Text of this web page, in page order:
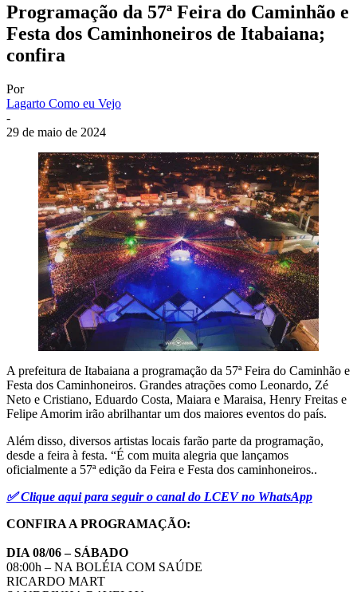
Programação da 57ª Feira do Caminhão e
Festa dos Caminhoneiros de Itabaiana;
confira
Por
Lagarto Como eu Vejo
-
29 de maio de 2024
A prefeitura de Itabaiana a programação da 57ª Feira do Caminhão e
Festa dos Caminhoneiros. Grandes atrações como Leonardo, Zé
Neto e Cristiano, Eduardo Costa, Maiara e Maraisa, Henry Freitas e
Felipe Amorim irão abrilhantar um dos maiores eventos do país.
Além disso, diversos artistas locais farão parte da programação,
desde a feira à festa. “É com muita alegria que lançamos
oficialmente a 57ª edição da Feira e Festa dos caminhoneiros..
✅ Clique aqui para seguir o canal do LCEV no WhatsApp
CONFIRA A PROGRAMAÇÃO:
DIA 08/06 – SÁBADO
08:00h – NA BOLÉIA COM SAÚDE
RICARDO MART